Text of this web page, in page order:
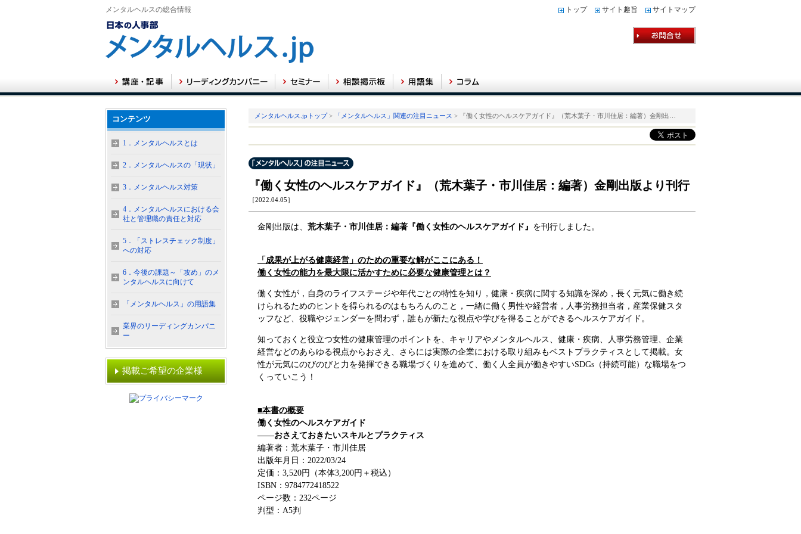
メンタルヘルスの総合情報 トップ サイト趣旨 サイトマップ
メンタルヘルス.jpトップ> 「メンタルヘルス」関連の注目ニュース > 『働く女性のヘルスケアガイド』（荒木葉子・市川佳居：編著）金剛出…
『働く女性のヘルスケアガイド』（荒木葉子・市川佳居：編著）金剛出版より刊行
［2022.04.05］
金剛出版は、 荒木葉子・市川佳居：編著『働く女性のヘルスケアガイド』 を刊行しました。
「成果が上がる健康経営」のための重要な解がここにある！
働く女性の能力を最大限に活かすために必要な健康管理とは？
働く女性が，自身のライフステージや年代ごとの特性を知り，健康・疾病に関する知識を深め，長く元気に働き続
けられるためのヒントを得られるのはもちろんのこと，一緒に働く男性や経営者，人事労務担当者，産業保健スタ
ッフなど、役職やジェンダーを問わず，誰もが新たな視点や学びを得ることができるヘルスケアガイド。
知っておくと役立つ女性の健康管理のポイントを、キャリアやメンタルヘルス、健康・疾病、人事労務管理、企業
経営などのあらゆる視点からおさえ、さらには実際の企業における取り組みもベストプラクティスとして掲載。女
性が元気にのびのびと力を発揮できる職場づくりを進めて、働く人全員が働きやすいSDGs（持続可能）な職場をつ
くっていこう！
■本書の概要
働く女性のヘルスケアガイド
――おさえておきたいスキルとプラクティス
編著者：荒木葉子・市川佳居
出版年月日：2022/03/24
定価：3,520円（本体3,200円＋税込）
ISBN：9784772418522
ページ数：232ページ
判型：A5判
コンテンツ
1．メンタルヘルスとは
2．メンタルヘルスの「現状」
3．メンタルヘルス対策
4．メンタルヘルスにおける会
社と管理職の責任と対応
5．「ストレスチェック制度」
への対応
6．今後の課題～「攻め」のメ
ンタルヘルスに向けて
「メンタルヘルス」の用語集
業界のリーディングカンパニ
ー
掲載ご希望の企業様